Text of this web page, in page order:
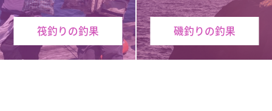
筏釣りの釣果 磯釣りの釣果